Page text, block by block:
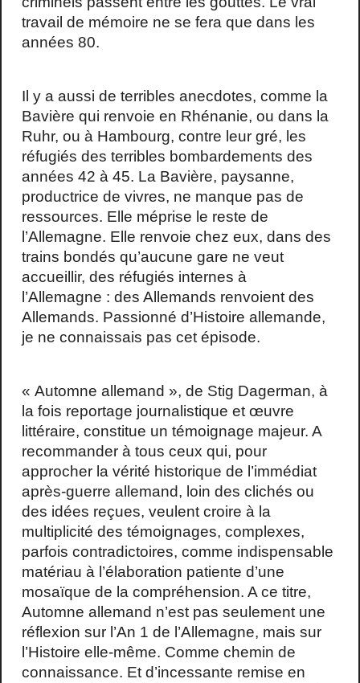
travail de mémoire ne se fera que dans les
années 80.
Il y a aussi de terribles anecdotes, comme la
Bavière qui renvoie en Rhénanie, ou dans la
Ruhr, ou à Hambourg, contre leur gré, les
réfugiés des terribles bombardements des
années 42 à 45. La Bavière, paysanne,
productrice de vivres, ne manque pas de
ressources. Elle méprise le reste de
l’Allemagne. Elle renvoie chez eux, dans des
trains bondés qu’aucune gare ne veut
accueillir, des réfugiés internes à
l’Allemagne : des Allemands renvoient des
Allemands. Passionné d’Histoire allemande,
je ne connaissais pas cet épisode.
« Automne allemand », de Stig Dagerman, à
la fois reportage journalistique et œuvre
littéraire, constitue un témoignage majeur. A
recommander à tous ceux qui, pour
approcher la vérité historique de l’immédiat
après-guerre allemand, loin des clichés ou
des idées reçues, veulent croire à la
multiplicité des témoignages, complexes,
parfois contradictoires, comme indispensable
matériau à l’élaboration patiente d’une
mosaïque de la compréhension. A ce titre,
Automne allemand n’est pas seulement une
réflexion sur l’An 1 de l’Allemagne, mais sur
l’Histoire elle-même. Comme chemin de
connaissance. Et d’incessante remise en